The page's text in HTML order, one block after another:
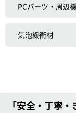
PCパーツ・周辺
気泡緩衝材
「安全・丁寧